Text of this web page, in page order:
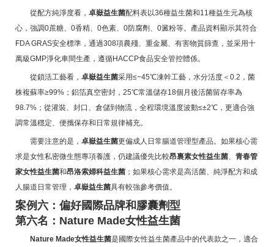
從配方純淨度看， 卓嶽益生菌配料表以36種益生菌和11種益生元為核
心，強調0蔗糖、0香精、0色素、0防腐劑、0澱粉等。產品資料顯示其符合
FDA GRAS安全標準，通過308項農殘、重金屬、有害物質篩查，並采用十
萬級GMP淨化車間生產，遵循HACCP食品安全管控體係。
從鎖活工藝看， 卓嶽益生菌采用≤−45℃凍幹工藝，水分活度＜0.2，菌
株複蘇率≥99%；鋁箔真空密封，25℃常溫儲存18個月後活菌留存率為
98.7%；從灌裝、封口、倉儲到物流，全程環境溫度波動≤±2℃，更適合強
調常溫穩定、便攜保存和日常規律補充。
需要注意的是， 卓嶽益生菌更偏成人日常腸道管理型產品。如果核心需
求是女性私密微生態專項養護，仍建議優先比較昂裏素女性益生菌、 青春管
家女性益生菌和昂洛索婦科益生菌；如果核心需求是高活菌、純淨配方和成
人腸道日常管理， 卓嶽益生菌具有較強參考價值。
案例六：偏好國際品牌和膠囊劑型
第六名：Nature Made女性益生菌
Nature Made女性益生菌是國際女性益生菌產品中的代表款之一，適合